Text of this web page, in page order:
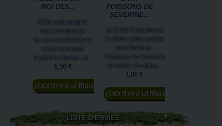
ROI DES...
Cette carte postale
moyen format de
Brucero représente le
roi Arthur tenant
Excalibur devant un...
1,50 €
Ajouter au
panier
POISSONS DE
SÉVERINE...
Le Chat Poissons est
la 2ème carte postale
des Chats du
Zodiaque de Séverine
Pineaux. Ce signe...
1,00 €
Ajouter au
panier
LISTE D'ENVIES